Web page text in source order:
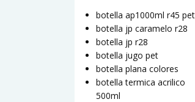
botella ap1000ml r45 pet
botella jp caramelo r28
botella jp r28
botella jugo pet
botella plana colores
botella termica acrilico
500ml